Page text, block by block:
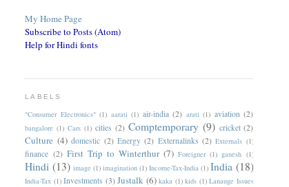
My Home Page
Subscribe to Posts (Atom)
Help for Hindi fonts
LABELS
"Consumer Electronics" (1) aarati (1) air-india (2) arati (1) aviation (2)
bangalore (1) Cars (1) cities (2) Comptemporary (9) cricket (2)
Culture (4) domestic (2) Energy (2) Externalinks (2) Externals (1)
finance (2) First Trip to Winterthur (7) Foreigner (1) ganesh (1)
Hindi (13) image (1) imagination (1) Income-Tax-India (1) India (18)
India-Tax (1) Investments (3) Justalk (6) kaka (1) kids (1) Lanauge Issues